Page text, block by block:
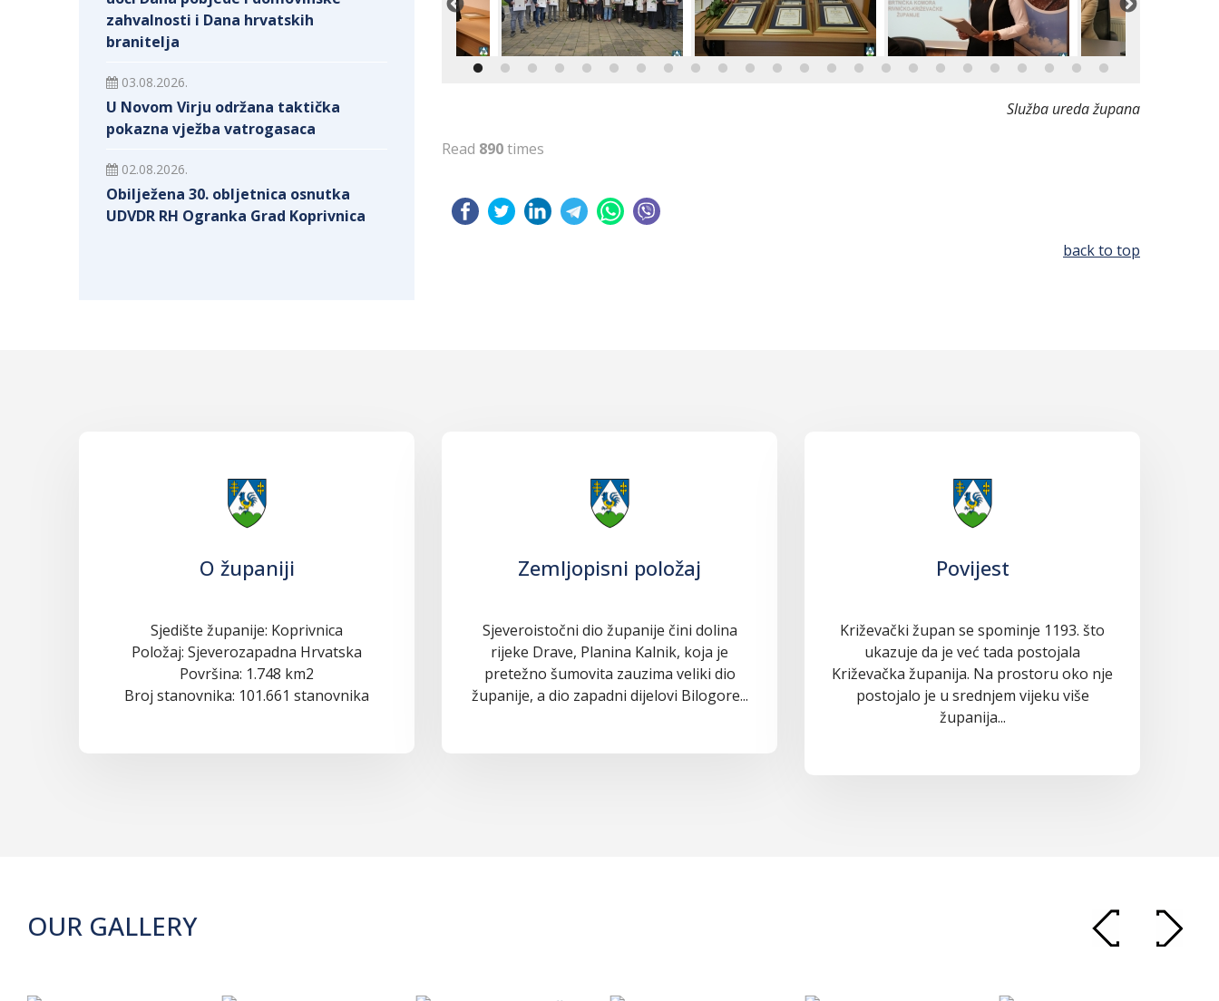
zahvalnosti i Dana hrvatskih
branitelja
03.08.2026.
U Novom Virju održana taktička
pokazna vježba vatrogasaca
02.08.2026.
Obilježena 30. obljetnica osnutka
UDVDR RH Ogranka Grad Koprivnica
Služba ureda župana
Read 890times
back to top
O županiji
Sjedište županije: Koprivnica
Položaj: Sjeverozapadna Hrvatska
Površina: 1.748 km2
Broj stanovnika: 101.661 stanovnika
Zemljopisni položaj
Sjeveroistočni dio županije čini dolina
rijeke Drave, Planina Kalnik, koja je
pretežno šumovita zauzima veliki dio
županije, a dio zapadni dijelovi Bilogore...
Povijest
Križevački župan se spominje 1193. što
ukazuje da je već tada postojala
Križevačka županija. Na prostoru oko nje
postojalo je u srednjem vijeku više
županija...
OUR GALLERY